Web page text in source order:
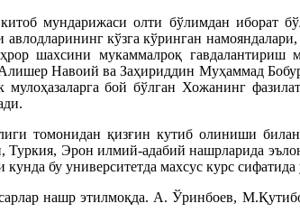
мундарижаси олти бўлимдан иборат
кўзга кўринган
шахсини мукаммалроқ
Навоий ва Заҳириддин Муҳаммад
бой бўлган Хожанинг
томонидан қизғин кутиб олиниши
Эрон илмий-адабий нашрларида
бу университетда махсус курс сифатида
нашр этилмоқда. А. Ўринбоев,